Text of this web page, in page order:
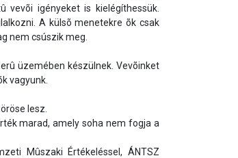
igényeket is kielégíthessük.
A külsõ menetekre õk csak
nem csúszik meg.
vagyunk.
lesz.
marad, amely soha nem fogja a
Mûszaki Értékeléssel, ÁNTSZ